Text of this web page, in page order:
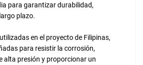
para garantizar durabilidad,
plazo.
en el proyecto de Filipinas,
para resistir la corrosión,
alta presión y proporcionar un